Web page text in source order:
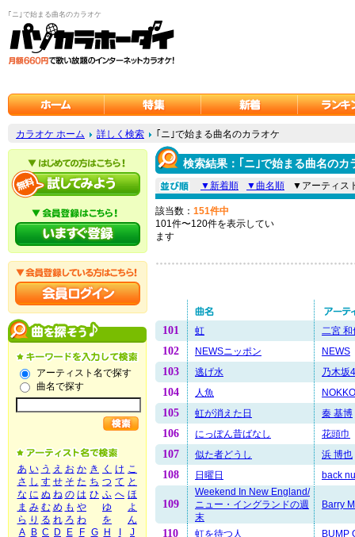
｢ニ｣で始まる曲名のカラオケ
カラオケ ホーム 詳しく検索 ｢ニ｣で始まる曲名のカラオケ
アーティスト名で探す
曲名で探す
あ い う え お か き く け こ
さ し す せ そ た ち つ て と
な に ぬ ね の は ひ ふ へ ほ
ま み む め も や ゆ
よ
ら り る れ ろ わ を
ん
A
B C D E F G H
J
検索結果：｢ニ｣で始まる曲名のカ
▼新着順 ▼曲名順 ▼アーティス
該当数： 151件中
101件〜120件を表示してい
ます
101 虹 二宮 和
102 NEWSニッポン NEWS
103 逃げ水 乃木坂
104 人魚 NOKKO
105 虹が消えた日 秦 基博
106 にっぽん昔ばなし 花頭巾
107 似た者どうし 浜 博也
108 日曜日 back
109
Weekend In New England/
ニュー・イングランドの週
末
Barry
110 虹を待つ人 BUMP